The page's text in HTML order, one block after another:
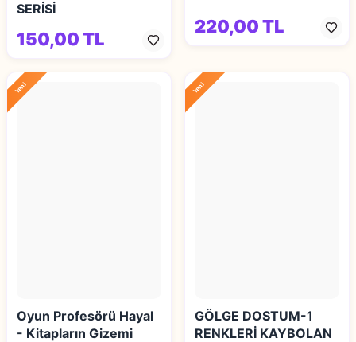
SERİSİ
150,00 TL
220,00 TL
Yeni
Oyun Profesörü Hayal
- Kitapların Gizemi
Yeni
GÖLGE DOSTUM-1
RENKLERİ KAYBOLAN